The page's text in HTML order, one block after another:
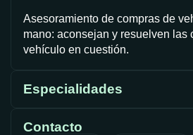
Asesoramiento de compras de
mano: aconsejan y resuelven las
vehículo en cuestión.
Especialidades
Contacto